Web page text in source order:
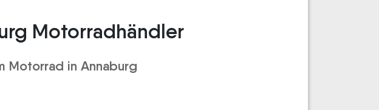
Motorradhändler
Motorrad in Annaburg